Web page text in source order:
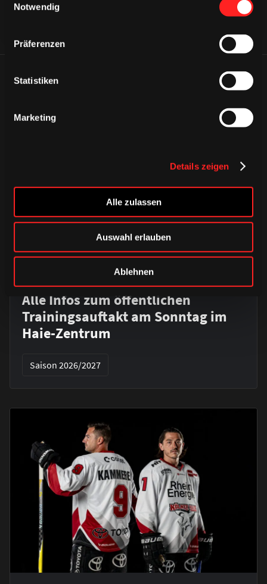
Notwendig
Präferenzen
Statistiken
Marketing
Details zeigen
Alle zulassen
Auswahl erlauben
Ablehnen
ÄHNLICHE NEWS
DONNERSTAG, 06. AUGUST 2026
Alle Infos zum öffentlichen
Trainingsauftakt am Sonntag im
Haie-Zentrum
Saison 2026/2027